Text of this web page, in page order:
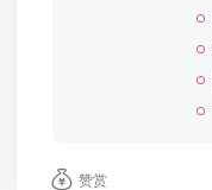
赞赏